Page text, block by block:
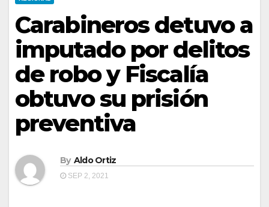
Carabineros detuvo a
imputado por delitos
de robo y Fiscalía
obtuvo su prisión
preventiva
By Aldo Ortiz
SEP 2, 2021